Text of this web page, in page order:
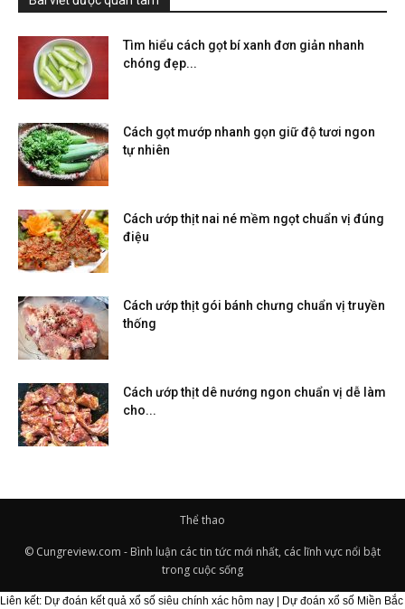
Tìm hiểu cách gọt bí xanh đơn giản nhanh
chóng đẹp...
Cách gọt mướp nhanh gọn giữ độ tươi ngon
tự nhiên
Cách ướp thịt nai né mềm ngọt chuẩn vị đúng
điệu
Cách ướp thịt gói bánh chưng chuẩn vị truyền
thống
Cách ướp thịt dê nướng ngon chuẩn vị dễ làm
cho...
Thể thao
© Cungreview.com - Bình luận các tin tức mới nhất, các lĩnh vực nổi bật
trong cuộc sống
Liên kết: Dự đoán kết quả xổ số siêu chính xác hôm nay Dự đoán xổ số Miền Bắc